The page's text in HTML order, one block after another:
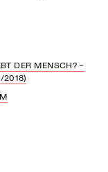
DER MENSCH? –
2018)